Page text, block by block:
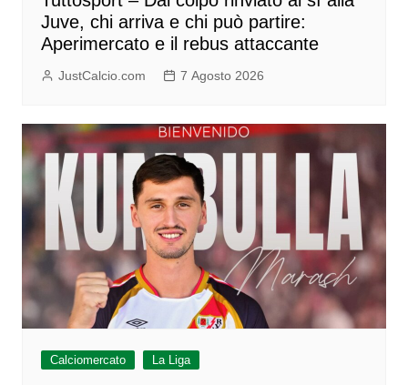
Juve, chi arriva e chi può partire:
Aperimercato e il rebus attaccante
JustCalcio.com 7 Agosto 2026
Calciomercato La Liga